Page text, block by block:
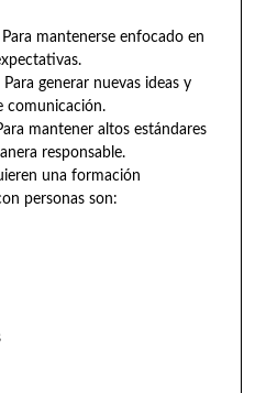
mantenerse enfocado en
generar nuevas ideas y
comunicación.
mantener altos estándares
responsable.
una formación
personas son: